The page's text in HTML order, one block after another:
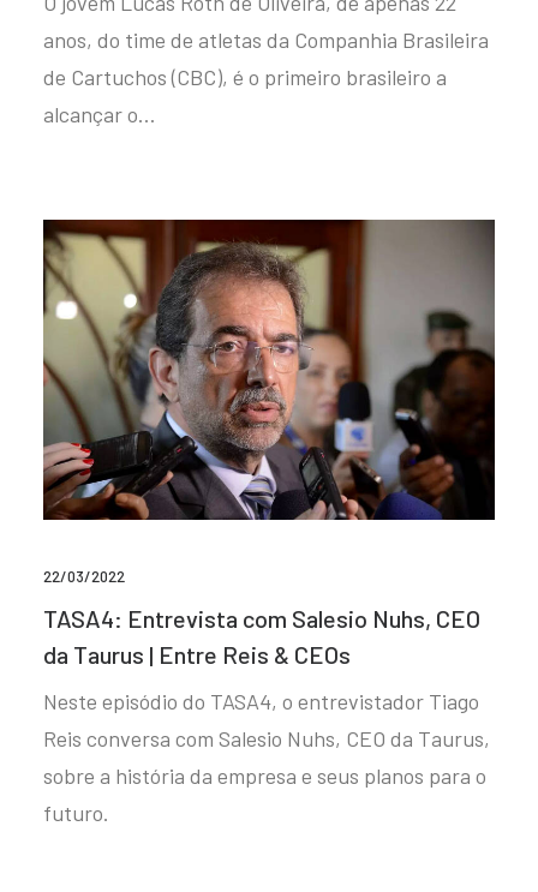
anos, do time de atletas da Companhia Brasileira
de Cartuchos (CBC), é o primeiro brasileiro a
alcançar o…
22/03/2022
TASA4: Entrevista com Salesio Nuhs, CEO
da Taurus | Entre Reis & CEOs
Neste episódio do TASA4, o entrevistador Tiago
Reis conversa com Salesio Nuhs, CEO da Taurus,
sobre a história da empresa e seus planos para o
futuro.